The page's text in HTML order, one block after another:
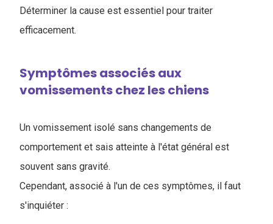
Déterminer la cause est essentiel pour traiter
efficacement.
Symptômes associés aux
vomissements chez les chiens
Un vomissement isolé sans changements de
comportement et sais atteinte à l'état général est
souvent sans gravité.
Cependant, associé à l'un de ces symptômes, il faut
s'inquiéter :